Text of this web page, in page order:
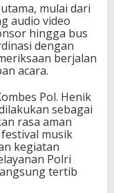
mulai dari
audio video
hingga bus
dengan
berjalan
acara.
Pol. Henik
sebagai
rasa aman
musik
kegiatan
Polri
tertib